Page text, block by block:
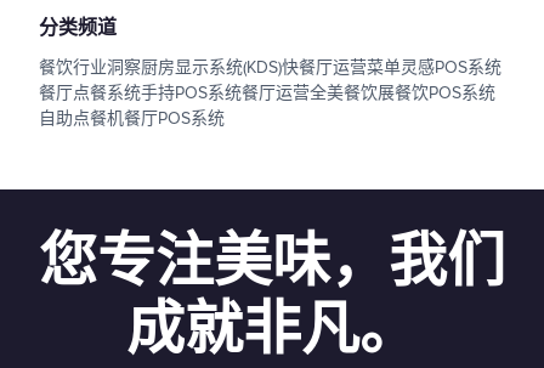
分类频道
餐饮行业洞察厨房显示系统(KDS)快餐厅运营菜单灵感POS系统
餐厅点餐系统手持POS系统餐厅运营全美餐饮展餐饮POS系统
自助点餐机餐厅POS系统
您专注美味，我们
成就非凡。